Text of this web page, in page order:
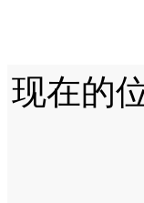
现在的